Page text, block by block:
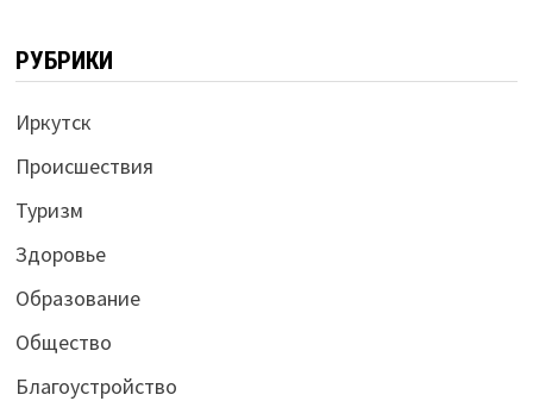
РУБРИКИ
Иркутск
Происшествия
Туризм
Здоровье
Образование
Общество
Благоустройство